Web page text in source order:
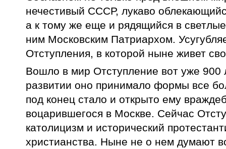
нечестивый СССР, лукаво
а к тому же еще и рядящийся в
ним Московским Патриархом.
Отступления, в которой ныне живет
Вошло в мир Отступление вот уже
развитии оно принимало формы все
под конец стало и открыто ему
воцарившегося в Москве. Сейчас
католицизм и исторический
христианства. Ныне не о нем думают